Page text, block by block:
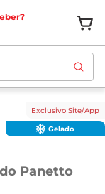
Gelado
Exclusivo Site/App
Panetto